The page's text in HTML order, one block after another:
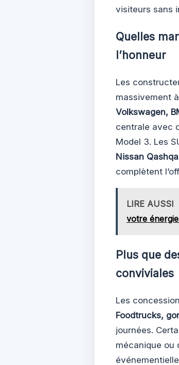
visiteurs sans
Quelles
l’honneur
Les
massivement
Volkswagen,
centrale avec
Model 3. Les
Nissan
complètent
LIRE AUSSI
votre
Plus que
conviviales
Les
Foodtrucks,
journées.
mécanique ou